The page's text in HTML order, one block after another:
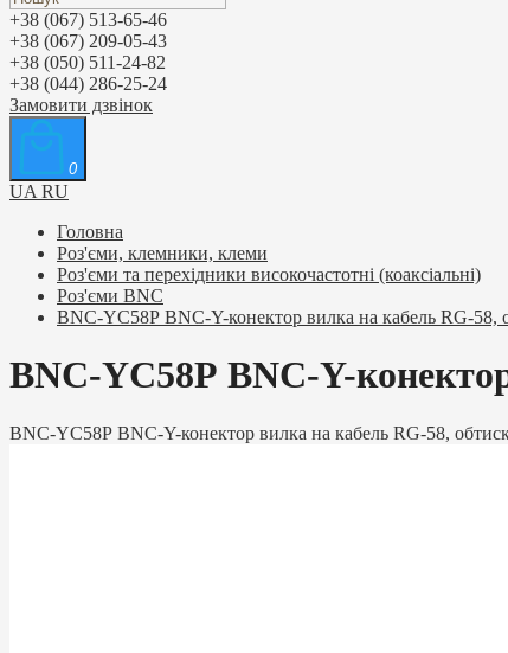
+38 (067) 513-65-46
+38 (067) 209-05-43
+38 (050) 511-24-82
+38 (044) 286-25-24
Замовити дзвінок
0
UA RU
Головна
Роз'єми, клемники, клеми
Роз'єми та перехідники високочастотні (коаксіальні)
Роз'єми BNC
BNC-YС58Р BNC-Y-конектор вилка на кабель RG-58,
BNC-YС58Р BNC-Y-
BNC-YС58Р BNC-Y-конектор вилка на кабель RG-58,